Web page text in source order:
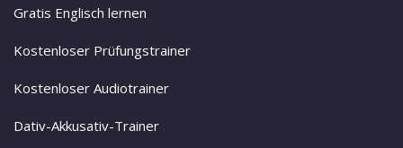
Gratis Englisch lernen
Kostenloser Prüfungstrainer
Kostenloser Audiotrainer
Dativ-Akkusativ-Trainer